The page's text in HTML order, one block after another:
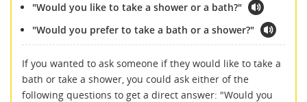
"Would you like to take a shower or a bath?"
"Would you prefer to take a bath or a shower?"
If you wanted to ask someone if they would like to take a
bath or take a shower, you could ask either of the
following questions to get a direct answer: "Would you